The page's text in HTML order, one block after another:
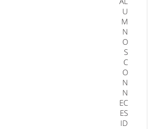
U
M
N
O
S
C
O
N
N
EC
ES
ID